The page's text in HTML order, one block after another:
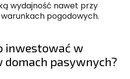
wydajność nawet przy
pogodowych.
inwestować w
domach pasywnych?